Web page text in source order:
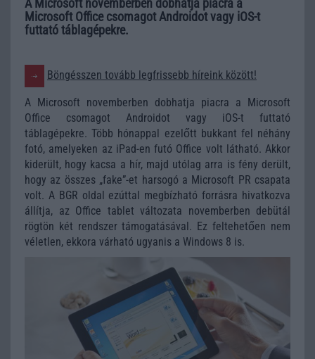
A Microsoft novemberben dobhatja piacra a
Microsoft Office csomagot Androidot vagy iOS-t
futtató táblagépekre.
Böngésszen tovább legfrissebb híreink között!
A Microsoft novemberben dobhatja piacra a Microsoft
Office csomagot Androidot vagy iOS-t futtató
táblagépekre. Több hónappal ezelőtt bukkant fel néhány
fotó, amelyeken az iPad-en futó Office volt látható. Akkor
kiderült, hogy kacsa a hír, majd utólag arra is fény derült,
hogy az összes „fake”-et harsogó a Microsoft PR csapata
volt. A BGR oldal ezúttal megbízható forrásra hivatkozva
állítja, az Office tablet változata novemberben debütál
rögtön két rendszer támogatásával. Ez feltehetően nem
véletlen, ekkora várható ugyanis a Windows 8 is.